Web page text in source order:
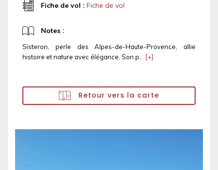
Fiche de vol : Fiche de vol
Notes :
Sisteron, perle des Alpes-de-Haute-Provence, allie
histoire et nature avec élégance. Son p... [+]
Retour vers la carte